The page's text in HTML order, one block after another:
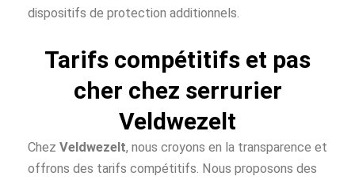
dispositifs de protection additionnels.
Tarifs compétitifs et pas
cher chez serrurier
Veldwezelt
Chez Veldwezelt, nous croyons en la transparence et
offrons des tarifs compétitifs. Nous proposons des